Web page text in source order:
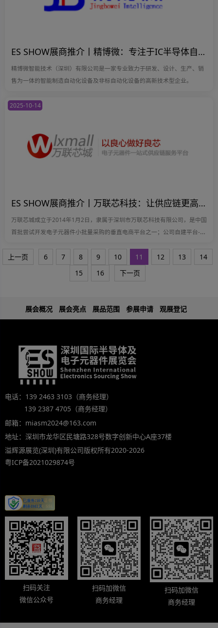
ES SHOW展商推介丨精博微：专注于IC半导体自动化烧录测试、分选等设备
精博微智能技术（深圳）有限公司是一家专业致力于研发、设计、生产、销
售为一体的智能制造自动化设备及非标自动化设备的高新技术型企业。
ES SHOW展商推介丨万联芯科技：让供应链更高效，让智造更简单
万联芯城成立于2014年1月2日，隶属于深圳市万联芯科技有限公司，是中国
首批尝试开发电子元器件小批量采购的垂直电商平台之一；公司自建平台-
2025-10-14
上一页 6 7 8 9 10 11 12 13
14
15
16 下一页
展会概况 展会亮点 展品范围 参展申请 观展登记
电话：139 2463 3103（商务经理）
139 2387 4705（商务经理）
邮箱：miasm2024@163.com
地址：深圳市龙华区民塘路328号数字创新中心A座37楼
溢辉源展览(深圳)有限公司版权所有2020-2026
粤ICP备2021029874号
扫码关注
微信公众号
扫码加微信
商务经理
扫码加微信
商务经理